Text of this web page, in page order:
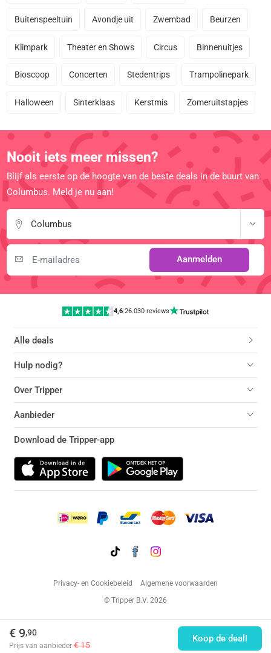
€ 9,90
Prijs van aanbieder € 15
Koop de deal!
Buitenspeeltuin Avondje uit Zwembad Beurzen
Klimpark Theater en Shows Circus Binnenuitjes
Bioscoop Concerten Stedentrips Trampolinepark
Halloween Sinterklaas Kerstmis Zomeruitstapjes
Nooit iets meer missen?
Blijf als eerste op de hoogte van de beste deals in de buurt van
Columbus. Meld je nu aan!
Columbus
Aanmelden
4,6 |26.030 reviews
Alle deals
Hulp nodig?
Over Tripper
Aanbieder
Download de Tripper-app
Privacy- en Cookiebeleid
Algemene voorwaarden
© Tripper B.V. 2026